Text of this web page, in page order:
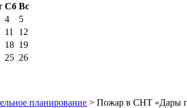
Сб Вс
4
5
11
12
18 19
25 26
планирование > Пожар в СНТ «Дары